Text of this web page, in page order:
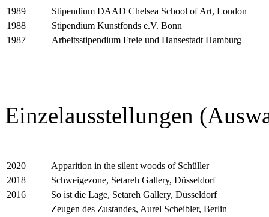
1989 Stipendium DAAD Chelsea School of Art, London
1988 Stipendium Kunstfonds e.V. Bonn
1987 Arbeitsstipendium Freie und Hansestadt Hamburg
Einzelausstellungen
2020 Apparition in the silent woods of Schüller
2018 Schweigezone, Setareh Gallery, Düsseldorf
2016
So ist die Lage, Setareh Gallery, Düsseldorf
Zeugen des Zustandes, Aurel Scheibler, Berlin